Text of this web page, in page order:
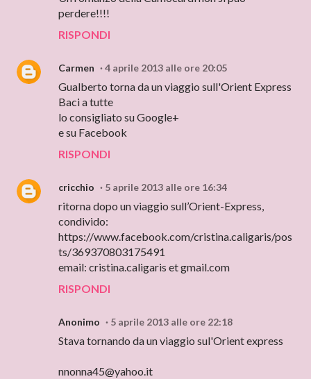
perdere!!!!
RISPONDI
Carmen 4 aprile 2013 alle ore 20:05
Gualberto torna da un viaggio sull'Orient Express
Baci a tutte
lo consigliato su Google+
e su Facebook
RISPONDI
cricchio 5 aprile 2013 alle ore 16:34
ritorna dopo un viaggio sull’Orient-Express,
condivido:
https://www.facebook.com/cristina.caligaris/pos
ts/369370803175491
email: cristina.caligaris et gmail.com
RISPONDI
Anonimo 5 aprile 2013 alle ore 22:18
Stava tornando da un viaggio sul'Orient express
nnonna45@yahoo.it